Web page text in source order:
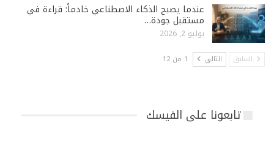
عندما يصبح الذكاء الاصطناعي خادماً: قراءة في
مستقبل جودة…
يوليو 2, 2026
السابق التالي 1 من 12
تابعونا على الفيسك